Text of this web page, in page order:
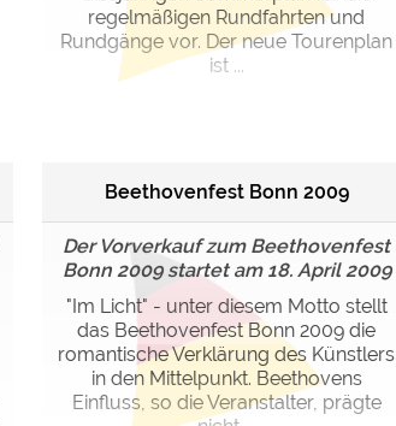
regelmäßigen Rundfahrten und
Rundgänge vor. Der neue Tourenplan
ist ...
Beethovenfest Bonn 2009
Der Vorverkauf zum Beethovenfest
Bonn 2009 startet am 18. April 2009
"Im Licht" - unter diesem Motto stellt
das Beethovenfest Bonn 2009 die
romantische Verklärung des Künstlers
in den Mittelpunkt. Beethovens
Einfluss, so die Veranstalter, prägte